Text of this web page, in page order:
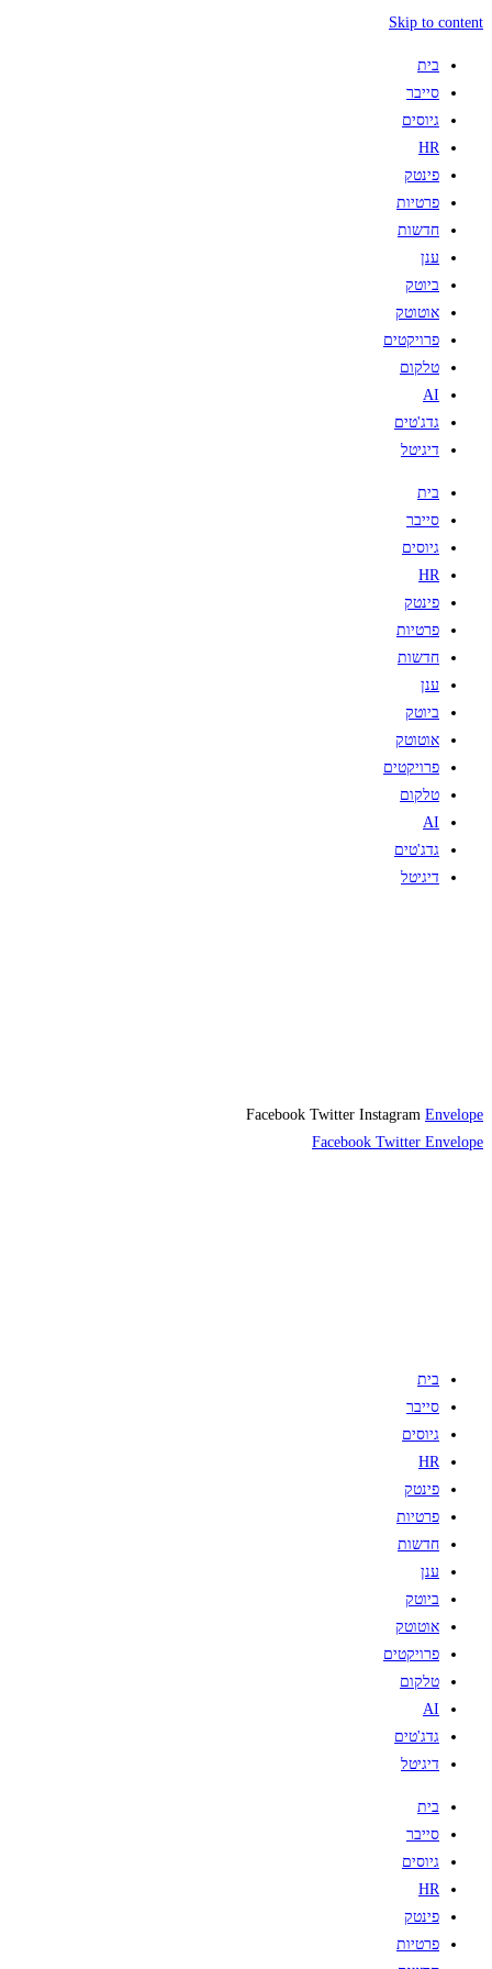
Skip to content
בית
סייבר
גיוסים
HR
פינטק
פרטיות
חדשות
ענן
ביוטק
אוטוטק
פרויקטים
טלקום
AI
גדג'טים
דיגיטל
בית
סייבר
גיוסים
HR
פינטק
פרטיות
חדשות
ענן
ביוטק
אוטוטק
פרויקטים
טלקום
AI
גדג'טים
דיגיטל
Facebook Twitter Instagram Envelope
Facebook Twitter Envelope
בית
סייבר
גיוסים
HR
פינטק
פרטיות
חדשות
ענן
ביוטק
אוטוטק
פרויקטים
טלקום
AI
גדג'טים
דיגיטל
בית
סייבר
גיוסים
HR
פינטק
פרטיות